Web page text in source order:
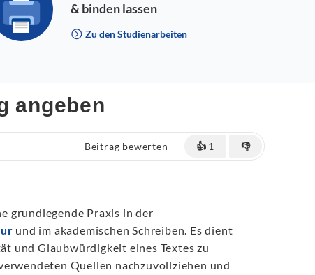
& binden lassen
Zu den Studienarbeiten
angeben
Beitrag bewerten 👍 1 👎
grundlegende Praxis in der
und im akademischen Schreiben. Es dient
und Glaubwürdigkeit eines Textes zu
Quellen nachzuvollziehen und